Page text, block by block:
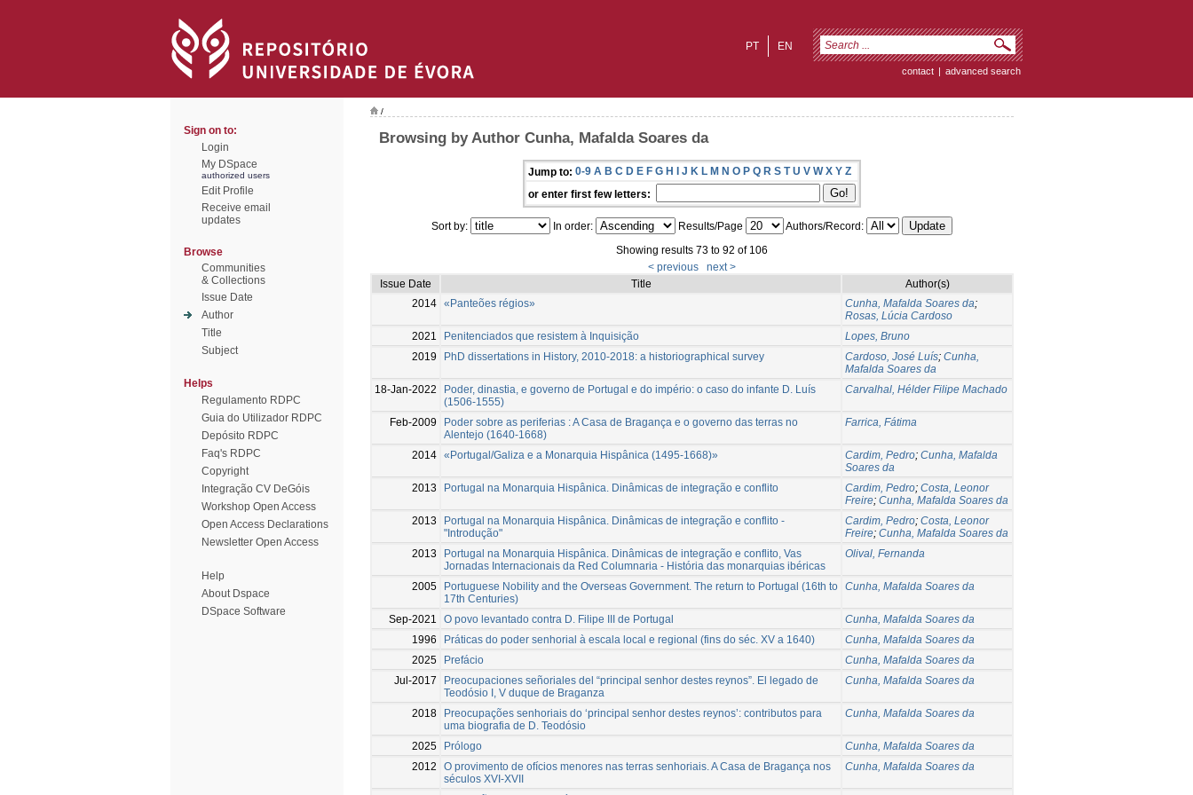
EN
PT
contact | advanced search
Sign on to:
Login
My DSpace
authorized users
Edit Profile
Receive email
updates
Browse
Communities
& Collections
Issue Date
Author
Title
Subject
Helps
Regulamento RDPC
Guia do Utilizador RDPC
Depósito RDPC
Faq's RDPC
Copyright
Integração CV DeGóis
Workshop Open Access
Open Access Declarations
Newsletter Open Access
Help
About Dspace
DSpace Software
/
Browsing by Author Cunha, Mafalda Soares da
Jump to: 0-9 A B C D E F G H I J K L M N O P Q R S T U V W X Y Z
or enter first few letters:
Sort by: In order: Results/Page
Authors/Record:
Showing results 73 to 92 of 106
< previous
next >
Issue Date
Title
Author(s)
2014 «Panteões régios» Cunha, Mafalda Soares da;
Rosas, Lúcia Cardoso
2021
Penitenciados que resistem à Inquisição
Lopes, Bruno
2019
PhD dissertations in History, 2010-2018: a historiographical survey Cardoso, José Luís; Cunha,
Mafalda Soares da
18-Jan-2022
Poder, dinastia, e governo de Portugal e do império: o caso do infante D. Luís
(1506-1555)
Carvalhal, Hélder Filipe Machado
Feb-2009
Poder sobre as periferias : A Casa de Bragança e o governo das terras no
Alentejo (1640-1668)
Farrica, Fátima
2014 «Portugal/Galiza e a Monarquia Hispânica (1495-1668)» Cardim, Pedro; Cunha, Mafalda
Soares da
2013
Portugal na Monarquia Hispânica. Dinâmicas de integração e conflito Cardim, Pedro; Costa, Leonor
Freire; Cunha, Mafalda Soares da
2013
Portugal na Monarquia Hispânica. Dinâmicas de integração e conflito -
"Introdução"
Cardim, Pedro; Costa, Leonor
Freire; Cunha, Mafalda Soares da
2013
Portugal na Monarquia Hispânica. Dinâmicas de integração e conflito, Vas
Jornadas Internacionais da Red Columnaria - História das monarquias ibéricas
Olival, Fernanda
2005
Portuguese Nobility and the Overseas Government. The return to Portugal (16th to
17th Centuries)
Cunha, Mafalda Soares da
Sep-2021 O povo levantado contra D. Filipe III de Portugal
Cunha, Mafalda Soares da
1996
Práticas do poder senhorial à escala local e regional (fins do séc. XV a 1640)
Cunha, Mafalda Soares da
2025
Prefácio
Cunha, Mafalda Soares da
Jul-2017
Preocupaciones señoriales del “principal senhor destes reynos”. El legado de
Teodósio I, V duque de Braganza
Cunha, Mafalda Soares da
2018
Preocupações senhoriais do ‘principal senhor destes reynos’: contributos para
uma biografia de D. Teodósio
Cunha, Mafalda Soares da
2025 Prólogo
Cunha, Mafalda Soares da
2012
O provimento de ofícios menores nas terras senhoriais. A Casa de Bragança nos
séculos XVI-XVII
Cunha, Mafalda Soares da